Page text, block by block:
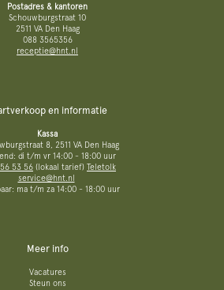
Postadres & kantoren
Schouwburgstraat 10
2511 VA Den Haag
088 3565356
receptie@hnt.nl
en informatie
Kassa
8, 2511 VA Den Haag
di t/m vr 14:00 - 18:00 uur
53 56 (lokaal tarief) Teletolk
service@hnt.nl
ma t/m za 14:00 - 18:00 uur
Meer info
Vacatures
Steun ons